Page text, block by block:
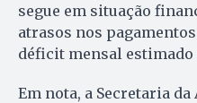
segue em situação
atrasos nos
déficit mensal estimado
Em nota, a Secretaria